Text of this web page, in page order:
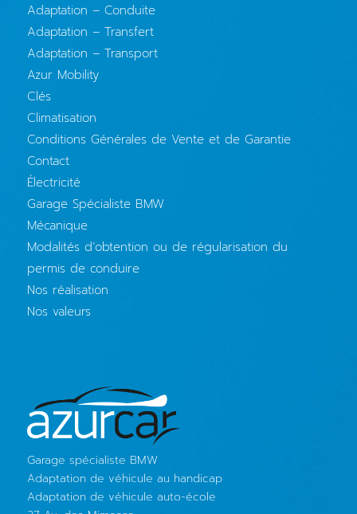
Adaptation – Conduite
Adaptation – Transfert
Adaptation – Transport
Azur Mobility
Clés
Climatisation
Conditions Générales de Vente et de Garantie
Contact
Électricité
Garage Spécialiste BMW
Mécanique
Modalités d’obtention ou de régularisation du
permis de conduire
Nos réalisation
Nos valeurs
Garage spécialiste BMW
Adaptation de véhicule au handicap
Adaptation de véhicule auto-école